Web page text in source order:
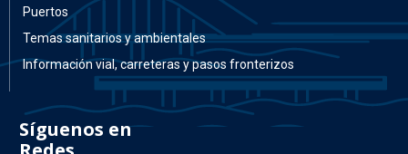
Puertos
Temas sanitarios y ambientales
Información vial, carreteras y pasos fronterizos
Síguenos en